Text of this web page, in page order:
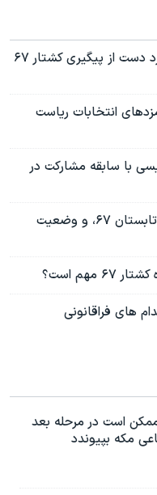
تهدید وزارت اطلاعات: مریم اکبری منفرد دست از پیگیری کشتار ۶۷
انتخابات ریاست
با سابقه مشارکت در
صفحه آخر: قتل عام زندانیان سیاسی تابستان ۶۷، و وضعیت
است؟
های فراقانونی
ممکن است در مرحله بعد
مکه بپیوندد